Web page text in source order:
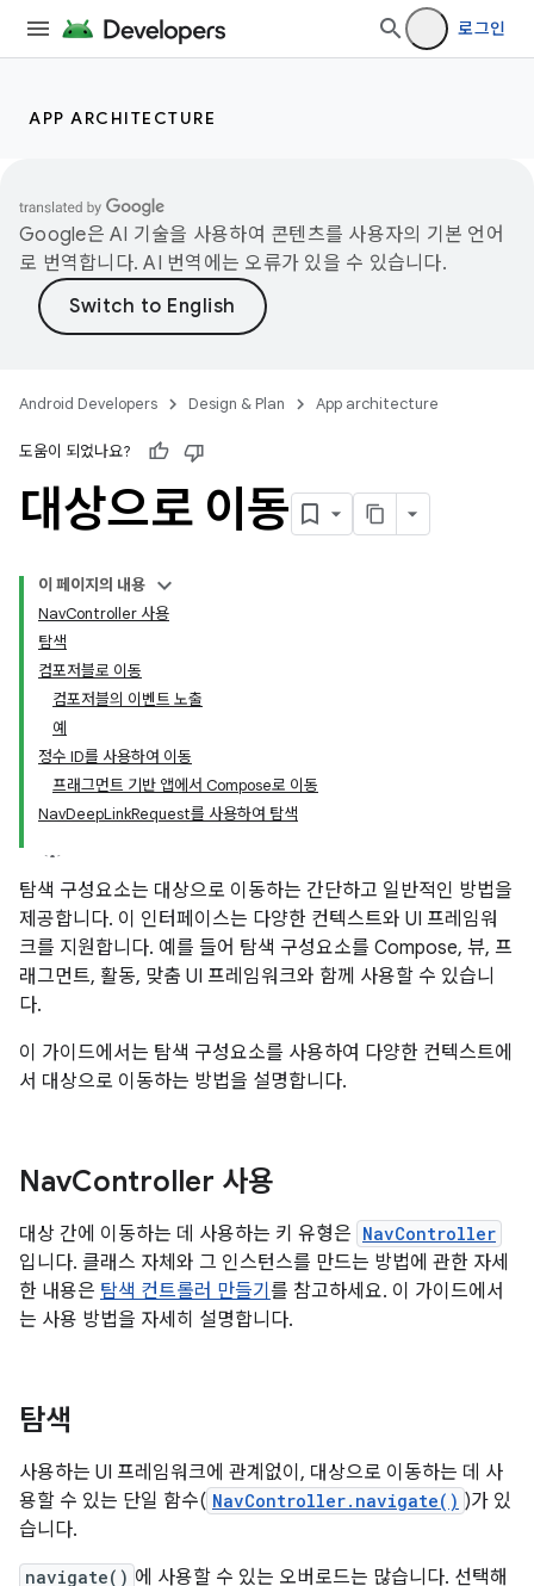
로그인
APP ARCHITECTURE
Google은 AI 기술을 사용하여 콘텐츠를 사용자의 기본 언어
로 번역합니다. AI 번역에는 오류가 있을 수 있습니다.
Android Developers Design & Plan App architecture
도움이 되었나요?
대상으로 이동
이 페이지의 내용
NavController 사용
탐색
컴포저블로 이동
컴포저블의 이벤트 노출
예
정수 ID를 사용하여 이동
프래그먼트 기반 앱에서 Compose로 이동
NavDeepLinkRequest를 사용하여 탐색
탐색 구성요소는 대상으로 이동하는 간단하고 일반적인 방법을
제공합니다. 이 인터페이스는 다양한 컨텍스트와 UI 프레임워
크를 지원합니다. 예를 들어 탐색 구성요소를 Compose, 뷰, 프
래그먼트, 활동, 맞춤 UI 프레임워크와 함께 사용할 수 있습니
다.
이 가이드에서는 탐색 구성요소를 사용하여 다양한 컨텍스트에
서 대상으로 이동하는 방법을 설명합니다.
NavController 사용
대상 간에 이동하는 데 사용하는 키 유형은 NavController
입니다. 클래스 자체와 그 인스턴스를 만드는 방법에 관한 자세
한 내용은 탐색 컨트롤러 만들기 를 참고하세요. 이 가이드에서
는 사용 방법을 자세히 설명합니다.
탐색
사용하는 UI 프레임워크에 관계없이, 대상으로 이동하는 데 사
용할 수 있는 단일 함수( NavController.navigate() )가 있
습니다.
navigate() 에 사용할 수 있는 오버로드는 많습니다. 선택해